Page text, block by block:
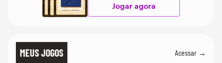
Jogar agora
MEUS JOGOS Acessar →